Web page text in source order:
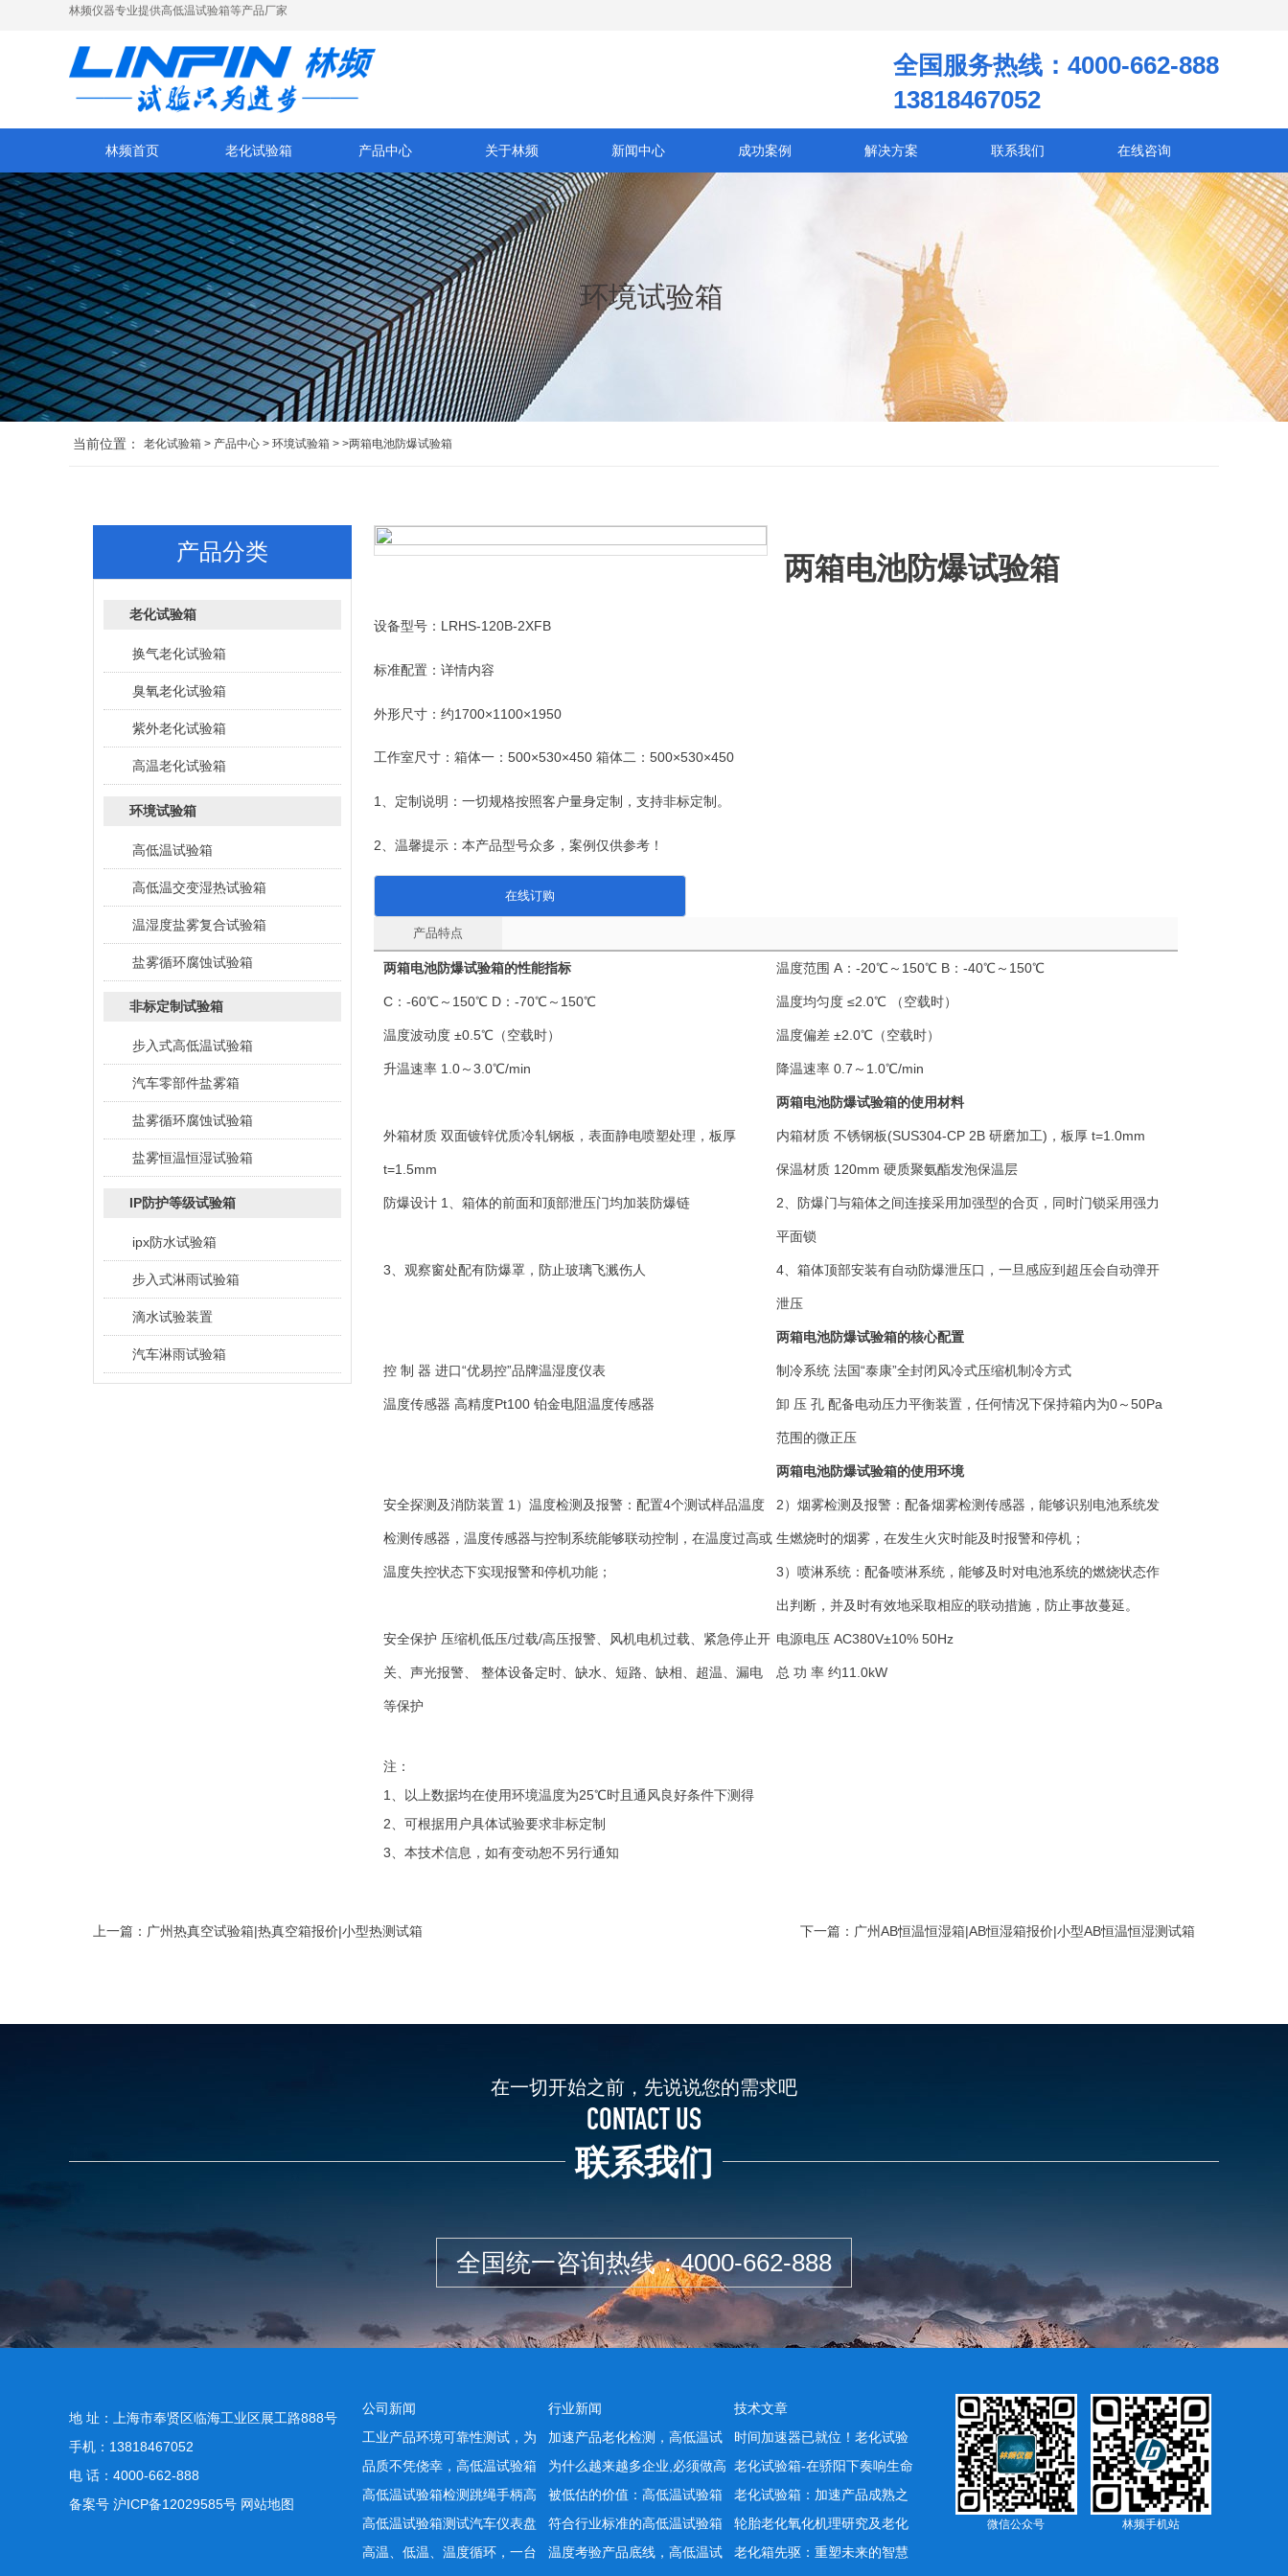
林频仪器专业提供高低温试验箱等产品厂家
全国服务热线：4000-662-888
13818467052
林频首页 老化试验箱 产品中心 关于林频 新闻中心 成功案例 解决方案 联系我们 在线咨询
环境试验箱
当前位置： 老化试验箱 > 产品中心 > 环境试验箱 > >两箱电池防爆试验箱
产品分类
老化试验箱
换气老化试验箱
臭氧老化试验箱
紫外老化试验箱
高温老化试验箱
环境试验箱
高低温试验箱
高低温交变湿热试验箱
温湿度盐雾复合试验箱
盐雾循环腐蚀试验箱
非标定制试验箱
步入式高低温试验箱
汽车零部件盐雾箱
盐雾循环腐蚀试验箱
盐雾恒温恒湿试验箱
IP防护等级试验箱
ipx防水试验箱
步入式淋雨试验箱
滴水试验装置
汽车淋雨试验箱
两箱电池防爆试验箱
设备型号：LRHS-120B-2XFB
标准配置：详情内容
外形尺寸：约1700×1100×1950
工作室尺寸：箱体一：500×530×450 箱体二：500×530×450
1、定制说明：一切规格按照客户量身定制，支持非标定制。
2、温馨提示：本产品型号众多，案例仅供参考！
在线订购
产品特点
两箱电池防爆试验箱的性能指标 温度范围 A：-20℃～150℃ B：-40℃～150℃
C：-60℃～150℃ D：-70℃～150℃ 温度均匀度 ≤2.0℃ （空载时）
温度波动度 ±0.5℃（空载时） 温度偏差 ±2.0℃（空载时）
升温速率 1.0～3.0℃/min 降温速率 0.7～1.0℃/min
两箱电池防爆试验箱的使用材料
外箱材质 双面镀锌优质冷轧钢板，表面静电喷塑处理，板厚
t=1.5mm
内箱材质 不锈钢板(SUS304-CP 2B 研磨加工)，板厚 t=1.0mm
保温材质 120mm 硬质聚氨酯发泡保温层
防爆设计 1、箱体的前面和顶部泄压门均加装防爆链 2、防爆门与箱体之间连接采用加强型的合页，同时门锁采用强力
平面锁
3、观察窗处配有防爆罩，防止玻璃飞溅伤人 4、箱体顶部安装有自动防爆泄压口，一旦感应到超压会自动弹开
泄压
两箱电池防爆试验箱的核心配置
控 制 器 进口“优易控”品牌温湿度仪表 制冷系统 法国“泰康”全封闭风冷式压缩机制冷方式
温度传感器 高精度Pt100 铂金电阻温度传感器 卸 压 孔 配备电动压力平衡装置，任何情况下保持箱内为0～50Pa
范围的微正压
两箱电池防爆试验箱的使用环境
安全探测及消防装置 1）温度检测及报警：配置4个测试样品温度
检测传感器，温度传感器与控制系统能够联动控制，在温度过高或
温度失控状态下实现报警和停机功能；
2）烟雾检测及报警：配备烟雾检测传感器，能够识别电池系统发
生燃烧时的烟雾，在发生火灾时能及时报警和停机；
3）喷淋系统：配备喷淋系统，能够及时对电池系统的燃烧状态作
出判断，并及时有效地采取相应的联动措施，防止事故蔓延。
安全保护 压缩机低压/过载/高压报警、风机电机过载、紧急停止开
关、声光报警、 整体设备定时、缺水、短路、缺相、超温、漏电
等保护
电源电压 AC380V±10% 50Hz
总 功 率 约11.0kW
注：
1、以上数据均在使用环境温度为25℃时且通风良好条件下测得
2、可根据用户具体试验要求非标定制
3、本技术信息，如有变动恕不另行通知
上一篇： 广州热真空试验箱|热真空箱报价|小型热测试箱 下一篇： 广州AB恒温恒湿箱|AB恒湿箱报价|小型AB恒温恒湿测试箱
在一切开始之前，先说说您的需求吧
CONTACT US
联系我们
全国统一咨询热线：4000-662-888
地 址：上海市奉贤区临海工业区展工路888号
手机：13818467052
电 话：4000-662-888
备案号 沪ICP备12029585号 网站地图
公司新闻
工业产品环境可靠性测试，为
品质不凭侥幸，高低温试验箱
高低温试验箱检测跳绳手柄高
高低温试验箱测试汽车仪表盘
高温、低温、温度循环，一台
行业新闻
加速产品老化检测，高低温试
为什么越来越多企业,必须做高
被低估的价值：高低温试验箱
符合行业标准的高低温试验箱
温度考验产品底线，高低温试
技术文章
时间加速器已就位！老化试验
老化试验箱-在骄阳下奏响生命
老化试验箱：加速产品成熟之
轮胎老化氧化机理研究及老化
老化箱先驱：重塑未来的智慧
微信公众号 林频手机站